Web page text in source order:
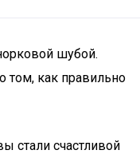
шубой.
том, как правильно
стали счастливой